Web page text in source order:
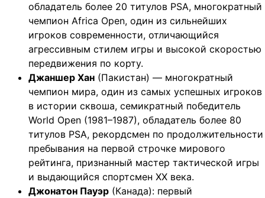
обладатель более 20 титулов PSA, многократный
чемпион Africa Open, один из сильнейших
игроков современности, отличающийся
агрессивным стилем игры и высокой скоростью
передвижения по корту.
Джаншер Хан (Пакистан) — многократный
чемпион мира, один из самых успешных игроков
в истории сквоша, семикратный победитель
World Open (1981–1987), обладатель более 80
титулов PSA, рекордсмен по продолжительности
пребывания на первой строчке мирового
рейтинга, признанный мастер тактической игры
и выдающийся спортсмен XX века.
Джонатон Пауэр (Канада): первый